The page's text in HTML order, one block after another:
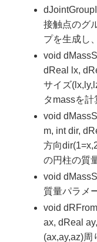
接触点のグ
プを生成し
void
dReal lx,
サイズ
タmassを計
void
m, int dir,
方向
の円柱の質
void
質量パラメ
void
ax, dReal
(ax,ay,az)周